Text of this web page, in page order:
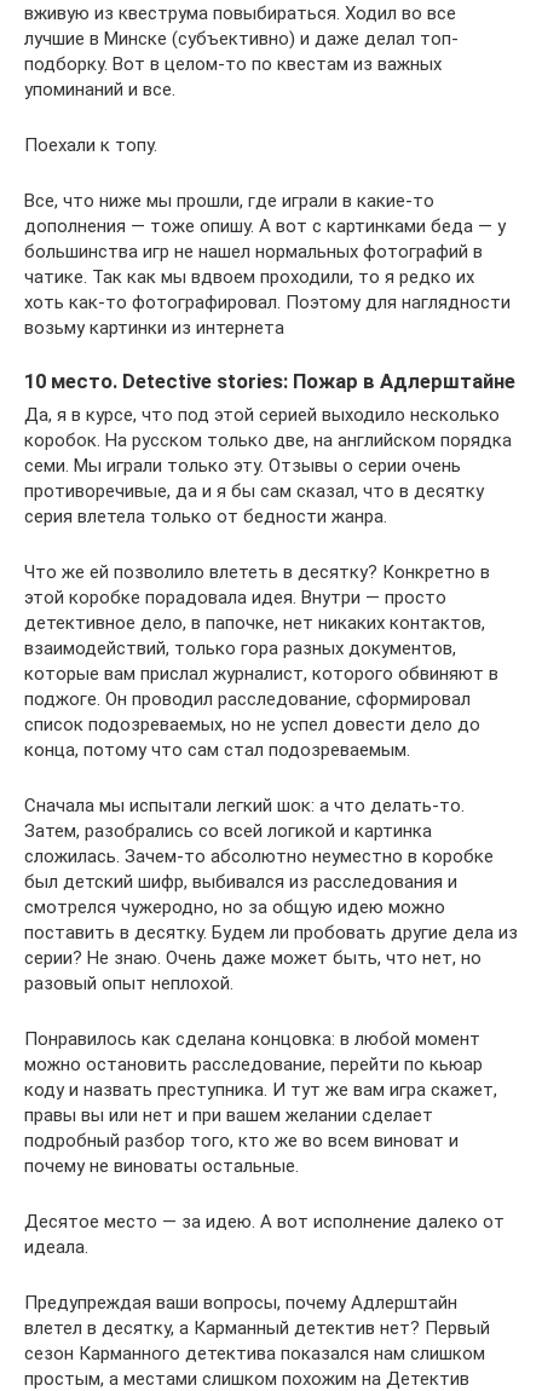
вживую из квеструма повыбираться. Ходил во все
лучшие в Минске (субъективно) и даже делал топ-
подборку. Вот в целом-то по квестам из важных
упоминаний и все.
Поехали к топу.
Все, что ниже мы прошли, где играли в какие-то
дополнения — тоже опишу. А вот с картинками беда — у
большинства игр не нашел нормальных фотографий в
чатике. Так как мы вдвоем проходили, то я редко их
хоть как-то фотографировал. Поэтому для наглядности
возьму картинки из интернета
10 место. Detective stories: Пожар в Адлерштайне
Да, я в курсе, что под этой серией выходило несколько
коробок. На русском только две, на английском порядка
семи. Мы играли только эту. Отзывы о серии очень
противоречивые, да и я бы сам сказал, что в десятку
серия влетела только от бедности жанра.
Что же ей позволило влететь в десятку? Конкретно в
этой коробке порадовала идея. Внутри — просто
детективное дело, в папочке, нет никаких контактов,
взаимодействий, только гора разных документов,
которые вам прислал журналист, которого обвиняют в
поджоге. Он проводил расследование, сформировал
список подозреваемых, но не успел довести дело до
конца, потому что сам стал подозреваемым.
Сначала мы испытали легкий шок: а что делать-то.
Затем, разобрались со всей логикой и картинка
сложилась. Зачем-то абсолютно неуместно в коробке
был детский шифр, выбивался из расследования и
смотрелся чужеродно, но за общую идею можно
поставить в десятку. Будем ли пробовать другие дела из
серии? Не знаю. Очень даже может быть, что нет, но
разовый опыт неплохой.
Понравилось как сделана концовка: в любой момент
можно остановить расследование, перейти по кьюар
коду и назвать преступника. И тут же вам игра скажет,
правы вы или нет и при вашем желании сделает
подробный разбор того, кто же во всем виноват и
почему не виноваты остальные.
Десятое место — за идею. А вот исполнение далеко от
идеала.
Предупреждая ваши вопросы, почему Адлерштайн
влетел в десятку, а Карманный детектив нет? Первый
сезон Карманного детектива показался нам слишком
простым, а местами слишком похожим на Детектив